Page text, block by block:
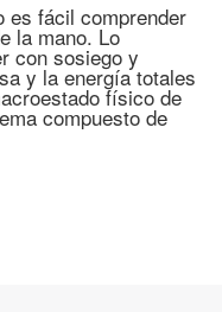
es fácil comprender
la mano. Lo
con sosiego y
y la energía totales
físico de
compuesto de